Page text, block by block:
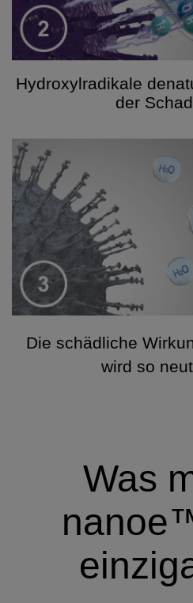
Hydroxylradikale
der
Die schädliche
wird so
Was